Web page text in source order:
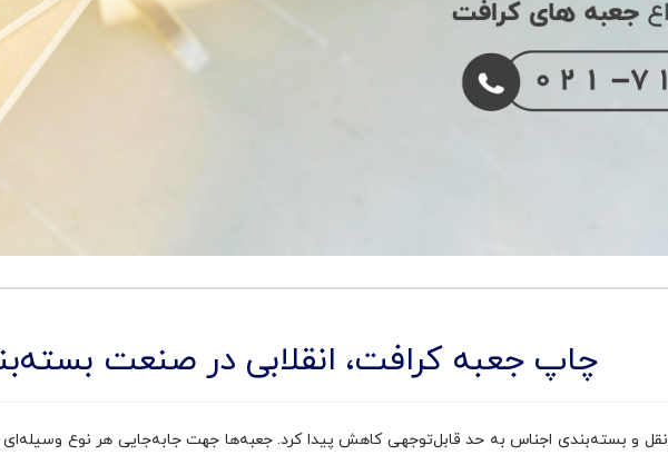
چاپ جعبه کرافت، انقلابی در صنعت
و بسته‌بندی اجناس به حد قابل‌توجهی کاهش پیدا کرد. جعبه‌ها جهت جابه‌جایی هر نوع وسیله‌ای